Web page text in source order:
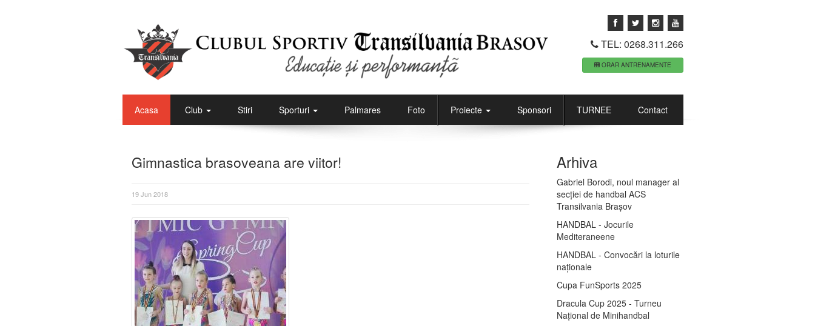
TEL: 0268.311.266
ORAR ANTRENAMENTE
Acasa Club Stiri Sporturi Palmares Foto Proiecte Sponsori TURNEE Contact
Gimnastica brasoveana are viitor!
19 Jun 2018
Arhiva
Gabriel Borodi, noul manager al
secției de handbal ACS
Transilvania Brașov
HANDBAL - Jocurile
Mediteraneene
HANDBAL - Convocări la loturile
naționale
Cupa FunSports 2025
Dracula Cup 2025 - Turneu
Național de Minihandbal